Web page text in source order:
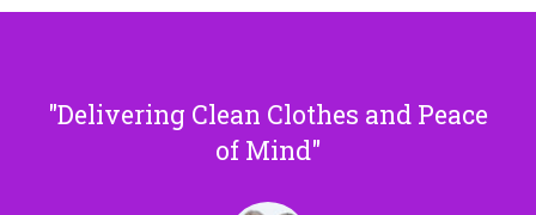
Delivering Clean Clothes and Peace
of Mind